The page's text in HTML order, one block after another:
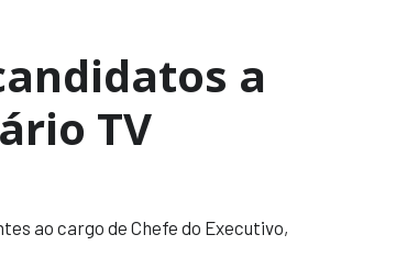
a
TV
ao cargo de Chefe do Executivo,